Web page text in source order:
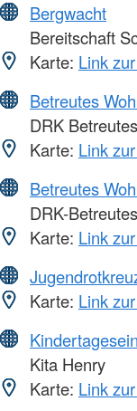
Bergwacht
Bereitschaft
Karte: Link
Betreutes
DRK
Karte: Link
Betreutes
DRK-
Karte: Link
Karte: Link
Kita Henry
Karte: Link